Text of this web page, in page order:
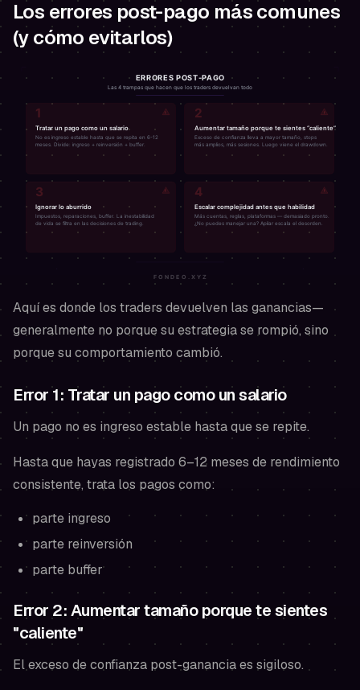
Los errores post-pago más comunes
(y cómo evitarlos)
Aquí es donde los traders devuelven las ganancias—
generalmente no porque su estrategia se rompió, sino
porque su comportamiento cambió.
Error 1: Tratar un pago como un salario
Un pago no es ingreso estable hasta que se repite.
Hasta que hayas registrado 6–12 meses de rendimiento
consistente, trata los pagos como:
parte ingreso
parte reinversión
parte buffer
Error 2: Aumentar tamaño porque te sientes
"caliente"
El exceso de confianza post-ganancia es sigiloso.